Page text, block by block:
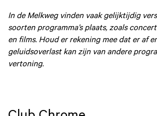
In de Melkweg vinden vaak gelijktijdig
soorten programma’s plaats, zoals
en films. Houd er rekening mee dat er af
geluidsoverlast kan zijn van andere
vertoning.